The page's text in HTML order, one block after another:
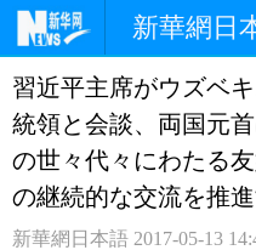
新華網日
ホームページ
社会
観光
習近平主席がウズベ
統領と会談、両国元
の世々代々にわたる
の継続的な交流を推
新華網日本語 2017-05-13